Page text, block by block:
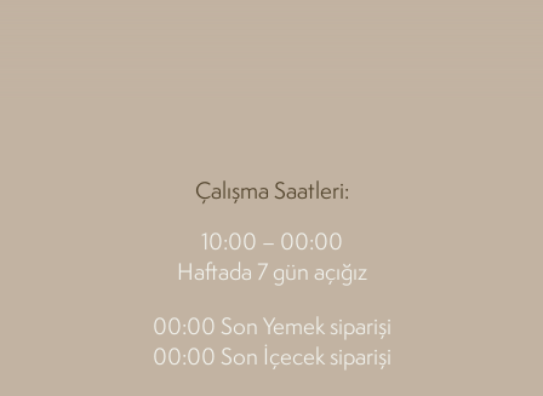
Çalışma Saatleri:
10:00 – 00:00
Haftada 7 gün açığız
00:00 Son Yemek siparişi
00:00 Son İçecek siparişi